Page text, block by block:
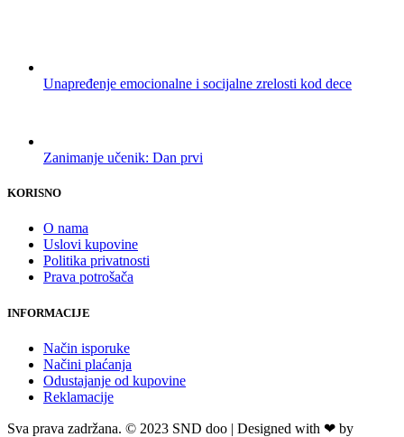
Unapređenje emocionalne i socijalne zrelosti kod dece
Zanimanje učenik: Dan prvi
KORISNO
O nama
Uslovi kupovine
Politika privatnosti
Prava potrošača
INFORMACIJE
Način isporuke
Načini plaćanja
Odustajanje od kupovine
Reklamacije
Sva prava zadržana. © 2023 SND doo | Designed with ❤ by